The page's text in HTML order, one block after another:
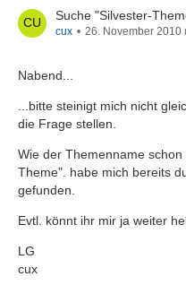
Suche "Silvester-
cux 26. November 2010
Nabend...
...bitte steinigt mich nicht
die Frage stellen.
Wie der Themenname
Theme". habe mich bereits
gefunden.
Evtl. könnt ihr mir ja weiter
LG
cux